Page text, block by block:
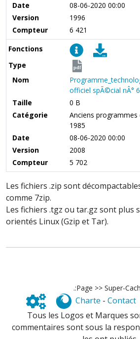
Date
08-06-2020 00:00
Version
1996
Compteur
6 421
Fonctions
Type
pdf
Nom
officiel spÃ©cial nÂ°
Taille
0 B
Catégorie
Anciens
1985
Date
08-06-2020 00:00
Version
2008
Compteur
5 702
Les fichiers .zip sont
comme 7zip.
Les fichiers .tgz ou tar.gz sont plus
orientés Linux (Gzip et Tar).
.:Page >> Super-
Charte - Contact
Tous les Logos et Marques
commentaires sont sous la